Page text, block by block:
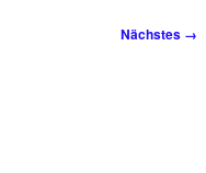
Nächstes →